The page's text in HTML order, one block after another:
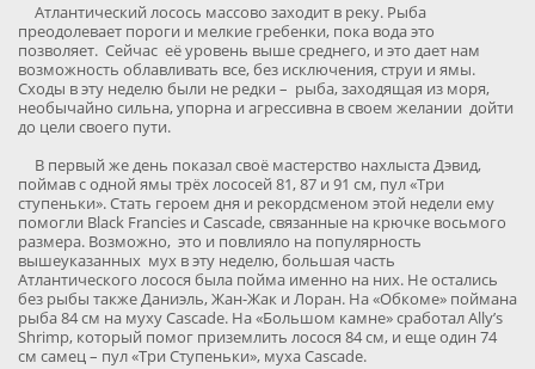
Атлантический лосось массово заходит в реку. Рыба
преодолевает пороги и мелкие гребенки, пока вода это
позволяет. Сейчас её уровень выше среднего, и это дает нам
возможность облавливать все, без исключения, струи и ямы.
Сходы в эту неделю были не редки – рыба, заходящая из моря,
необычайно сильна, упорна и агрессивна в своем желании дойти
до цели своего пути.
В первый же день показал своё мастерство нахлыста Дэвид,
поймав с одной ямы трёх лососей 81, 87 и 91 см, пул «Три
ступеньки». Стать героем дня и рекордсменом этой недели ему
помогли Black Francies и Cascade, связанные на крючке восьмого
размера. Возможно, это и повлияло на популярность
вышеуказанных мух в эту неделю, большая часть
Атлантического лосося была пойма именно на них. Не остались
без рыбы также Даниэль, Жан-Жак и Лоран. На «Обкоме» поймана
рыба 84 см на муху Cascade. На «Большом камне» сработал Ally’s
Shrimp, который помог приземлить лосося 84 см, и еще один 74
см самец – пул «Три Ступеньки», муха Cascade.